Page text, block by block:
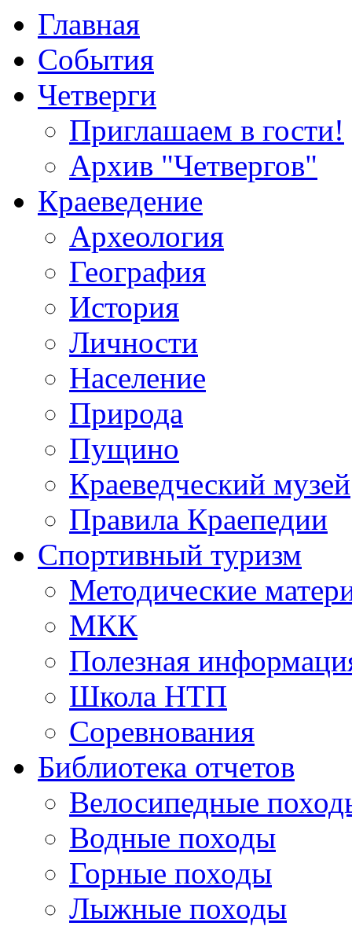
Главная
События
Четверги
Приглашаем в гости!
Архив "Четвергов"
Краеведение
Археология
География
История
Личности
Население
Природа
Пущино
Краеведческий музей
Правила Краепедии
Спортивный туризм
Методические
МКК
Полезная
Школа НТП
Соревнования
Библиотека отчетов
Велосипедные
Водные походы
Горные походы
Лыжные походы